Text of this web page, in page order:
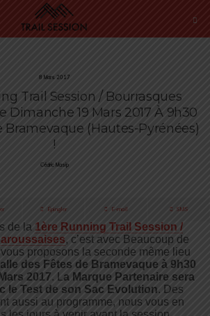
8 Mars 2017
Trail Session / Bourrasques
Dimanche 19 Mars 2017 À 9h30
Bramevaque (Hautes-Pyrénées)
!
Cédric Masip
Épingler E-mail SMS
de la 1ère Running Trail Session /
, c’est avec Beaucoup de
proposons la seconde même lieu
des Fêtes de Bramevaque à 9h30
2017. L a Marque Partenaire sera
le Test de son Sac Evolution. Des
aussi au programme, nous vous en